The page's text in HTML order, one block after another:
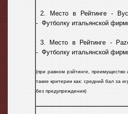
2. Место в Рейтинге -
- Футболку итальянской
3. Место в Рейтинге -
- Футболку итальянской
(при равном pэйтинге,
такие критерии как: средний бал за
без предупреждения)